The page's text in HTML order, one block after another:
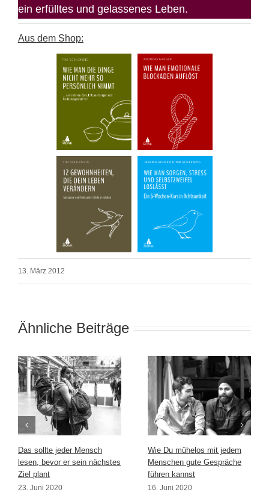
ein erfülltes und gelassenes Leben.
Aus dem Shop:
13. März 2012
Ähnliche Beiträge
Das sollte jeder Mensch
lesen, bevor er sein nächstes
Ziel plant
23. Juni 2020
Wie Du mühelos mit jedem
Menschen gute Gespräche
führen kannst
16. Juni 2020